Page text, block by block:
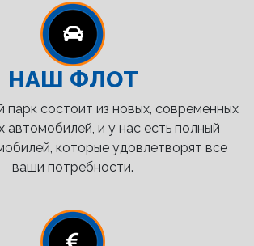
НАШ ФЛОТ
состоит из новых, современных
автомобилей, и у нас есть полный
которые удовлетворят все
ваши потребности.